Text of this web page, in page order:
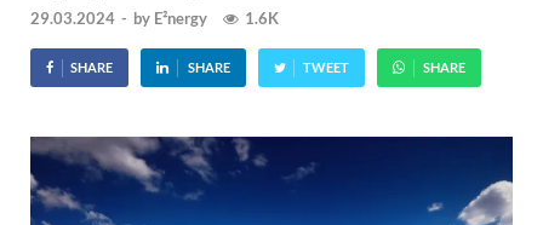
29.03.2024 - by E²nergy 1.6K
SHARE SHARE TWEET SHARE